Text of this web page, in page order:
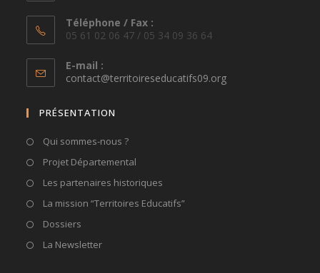
Téléphone / Fax :
05 61 02 06 47 / 05 34 09 36 64
E-mail :
contact@territoireseducatifs09.orgS’ouvre
PRÉSENTATION
Qui sommes-nous ?
Projet Départemental
Les partenaires historiques
La mission “Territoires Educatifs”
Dossiers
La Newsletter